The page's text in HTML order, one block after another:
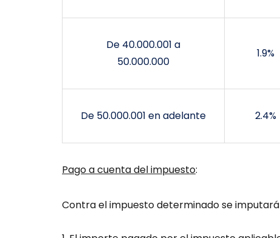
De 40.000.001 a
50.000.000
1.9%
De 50.000.001 en adelante 2.4%
Pago a cuenta del impuesto:
Contra el impuesto determinado se